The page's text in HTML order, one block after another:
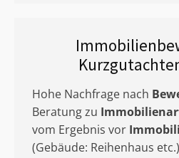
Hohe Nachfrage nach
Beratung zu
vom Ergebnis vor
(Gebäude: Reihenhaus etc.)